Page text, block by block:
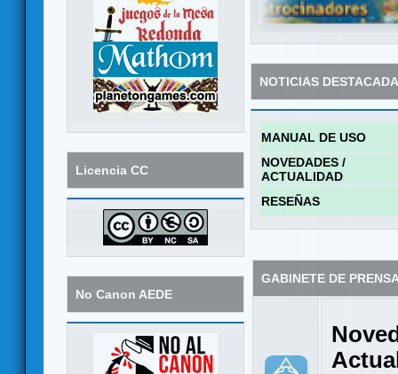
Licencia CC
No Canon AEDE
NOTICIAS
MANUAL DE USO
NOVEDADES /
ACTUALIDAD
RESEÑAS
GABINETE DE